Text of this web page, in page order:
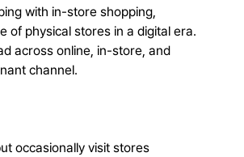
with in-store shopping,
of physical stores in a digital era.
across online, in-store, and
channel.
occasionally visit stores